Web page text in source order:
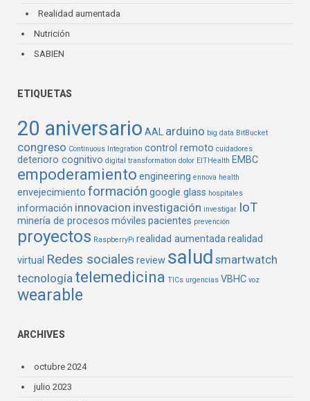
Realidad aumentada
Nutrición
SABIEN
ETIQUETAS
20 aniversario AAL arduino big data BitBucket
congreso Continuous Integration control remoto cuidadores
deterioro cognitivo digital transformation dolor EITHealth EMBC
empoderamiento engineering ennova health
envejecimiento formación google glass hospitales
información innovacion investigación investigar IoT
minería de procesos móviles pacientes prevención
proyectos RaspberryPi realidad aumentadarealidad
virtual Redes sociales review salud smartwatch
tecnología telemedicina TICs urgencias VBHC voz
wearable
ARCHIVES
octubre 2024
julio 2023